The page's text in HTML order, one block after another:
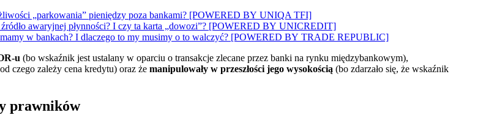
„parkowania” pieniędzy poza bankami? [POWERED BY UNIQA TFI]
awaryjnej płynności? I czy ta karta „dowozi”? [POWERED BY UNICREDIT]
w bankach? I dlaczego to my musimy o to walczyć? [POWERED BY TRADE REPUBLIC]
u (bo wskaźnik jest ustalany w oparciu o transakcje zlecane przez banki na rynku międzybankowym),
czego zależy cena kredytu) oraz że manipulowały w przeszłości jego wysokością (bo zdarzało się, że wskaźnik
prawników